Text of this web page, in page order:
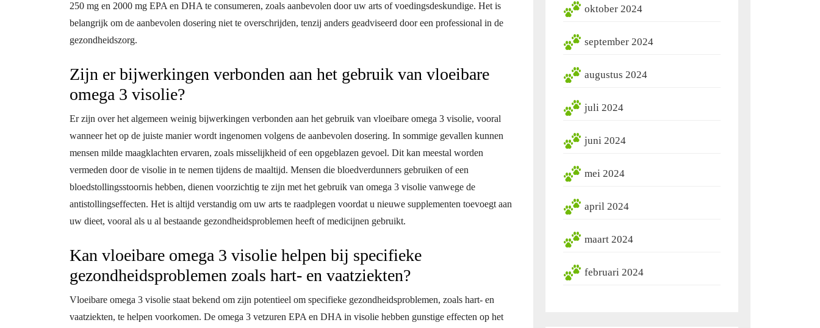
250 mg en 2000 mg EPA en DHA te consumeren, zoals aanbevolen door uw arts of voedingsdeskundige. Het is
belangrijk om de aanbevolen dosering niet te overschrijden, tenzij anders geadviseerd door een professional in de
gezondheidszorg.
Zijn er bijwerkingen verbonden aan het gebruik van vloeibare
omega 3 visolie?
Er zijn over het algemeen weinig bijwerkingen verbonden aan het gebruik van vloeibare omega 3 visolie, vooral
wanneer het op de juiste manier wordt ingenomen volgens de aanbevolen dosering. In sommige gevallen kunnen
mensen milde maagklachten ervaren, zoals misselijkheid of een opgeblazen gevoel. Dit kan meestal worden
vermeden door de visolie in te nemen tijdens de maaltijd. Mensen die bloedverdunners gebruiken of een
bloedstollingsstoornis hebben, dienen voorzichtig te zijn met het gebruik van omega 3 visolie vanwege de
antistollingseffecten. Het is altijd verstandig om uw arts te raadplegen voordat u nieuwe supplementen toevoegt aan
uw dieet, vooral als u al bestaande gezondheidsproblemen heeft of medicijnen gebruikt.
Kan vloeibare omega 3 visolie helpen bij specifieke
gezondheidsproblemen zoals hart- en vaatziekten?
Vloeibare omega 3 visolie staat bekend om zijn potentieel om specifieke gezondheidsproblemen, zoals hart- en
vaatziekten, te helpen voorkomen. De omega 3 vetzuren EPA en DHA in visolie hebben gunstige effecten op het
oktober 2024
september 2024
augustus 2024
juli 2024
juni 2024
mei 2024
april 2024
maart 2024
februari 2024